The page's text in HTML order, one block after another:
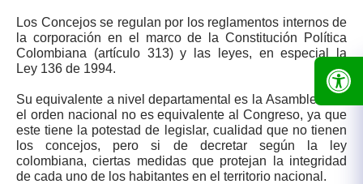
Los Concejos se regulan por los reglamentos internos de
la corporación en el marco de laConstitución Política
Colombiana (artículo 313) y las leyes, en especial la
Ley 136 de 1994.
Su equivalente a nivel departamental es la Asamblea
el orden nacional no es equivalente alCongreso, ya que
este tiene la potestad de legislar, cualidad que no tienen
los concejos, pero si de decretar según la ley
colombiana, ciertas medidas que protejan la integridad
de cada uno de los habitantes en el territorio nacional.